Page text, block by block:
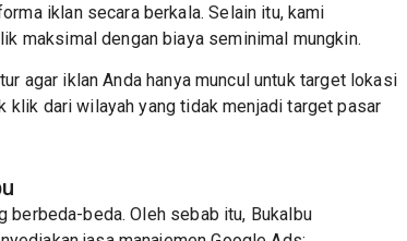
iklan secara berkala. Selain itu, kami
maksimal dengan biaya seminimal mungkin.
agar iklan Anda hanya muncul untuk target lokasi
klik dari wilayah yang tidak menjadi target pasar
berbeda-beda. Oleh sebab itu, Bukalbu